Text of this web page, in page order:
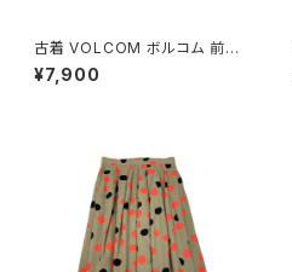
古着 VOLCOM ボルコム 前開
き 無地 ブランドロゴ 刺繍 ナイ
ロン100％ 長袖 アウター ライト
¥7,900